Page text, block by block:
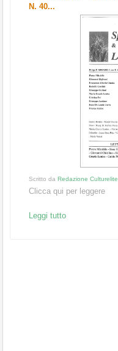
N. 40...
Scritto da Redazione Culturelite
Clicca qui per leggere
Leggi tutto